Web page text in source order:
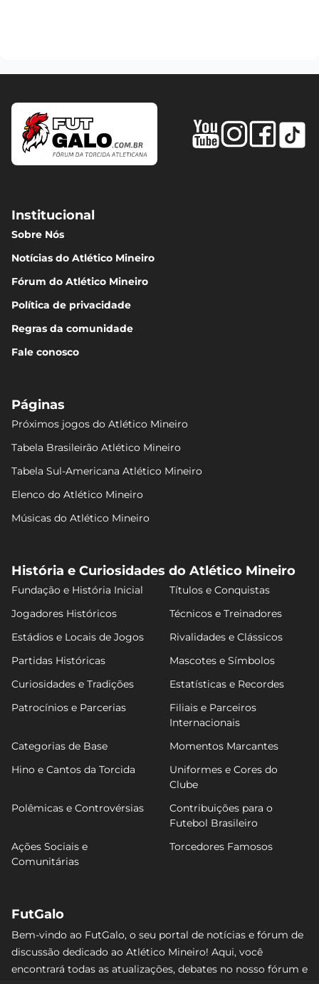
Institucional
Sobre Nós
Notícias do Atlético Mineiro
Fórum do Atlético Mineiro
Política de privacidade
Regras da comunidade
Fale conosco
Páginas
Próximos jogos do Atlético Mineiro
Tabela Brasileirão Atlético Mineiro
Tabela Sul-Americana Atlético Mineiro
Elenco do Atlético Mineiro
Músicas do Atlético Mineiro
História e Curiosidades do Atlético Mineiro
Fundação e História Inicial
Títulos e Conquistas
Jogadores Históricos
Técnicos e Treinadores
Estádios e Locais de Jogos
Rivalidades e Clássicos
Partidas Históricas
Mascotes e Símbolos
Curiosidades e Tradições
Estatísticas e Recordes
Patrocínios e Parcerias
Filiais e Parceiros
Internacionais
Categorias de Base
Momentos Marcantes
Hino e Cantos da Torcida
Uniformes e Cores do
Clube
Polêmicas e Controvérsias
Contribuições para o
Futebol Brasileiro
Ações Sociais e
Comunitárias
Torcedores Famosos
FutGalo
Bem-vindo ao FutGalo, o seu portal de notícias e fórum de
discussão dedicado ao Atlético Mineiro! Aqui, você
encontrará todas as atualizações, debates no nosso fórum e